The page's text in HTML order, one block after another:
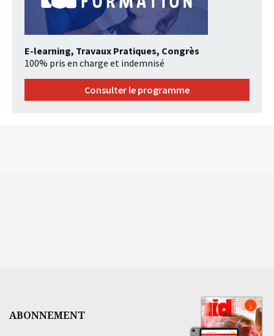
E-learning, Travaux Pratiques, Congrès
100% pris en charge et indemnisé
Consulter le programme
ABONNEMENT